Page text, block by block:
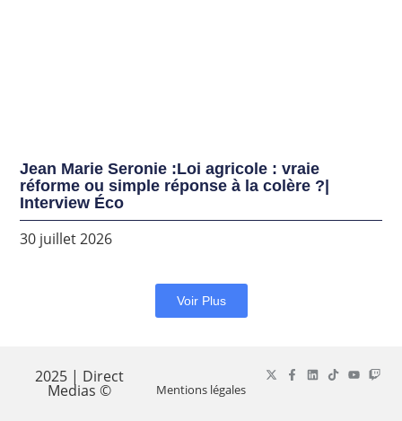
Jean Marie Seronie :Loi agricole : vraie
réforme ou simple réponse à la colère ?|
Interview Éco
30 juillet 2026
Voir Plus
2025 | Direct
Medias © Mentions légales